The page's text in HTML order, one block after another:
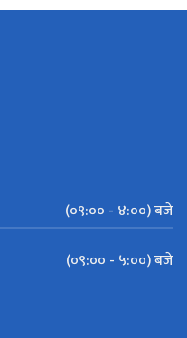
(०९:०० - ४:००) बजे
(०९:०० - ५:००) बजे